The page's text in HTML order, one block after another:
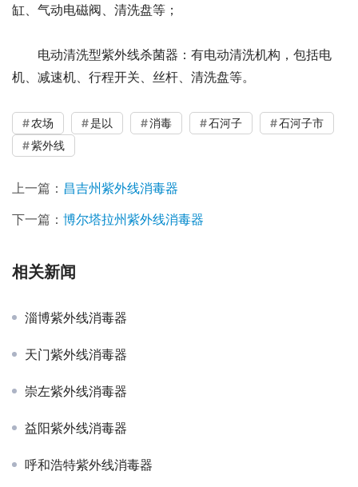
缸、气动电磁阀、清洗盘等；
电动清洗型紫外线杀菌器：有电动清洗机构，包括电
机、减速机、行程开关、丝杆、清洗盘等。
农场 是以 消毒 石河子
石河子市
紫外线
上一篇： 昌吉州紫外线消毒器
下一篇： 博尔塔拉州紫外线消毒器
相关新闻
淄博紫外线消毒器
天门紫外线消毒器
崇左紫外线消毒器
益阳紫外线消毒器
呼和浩特紫外线消毒器